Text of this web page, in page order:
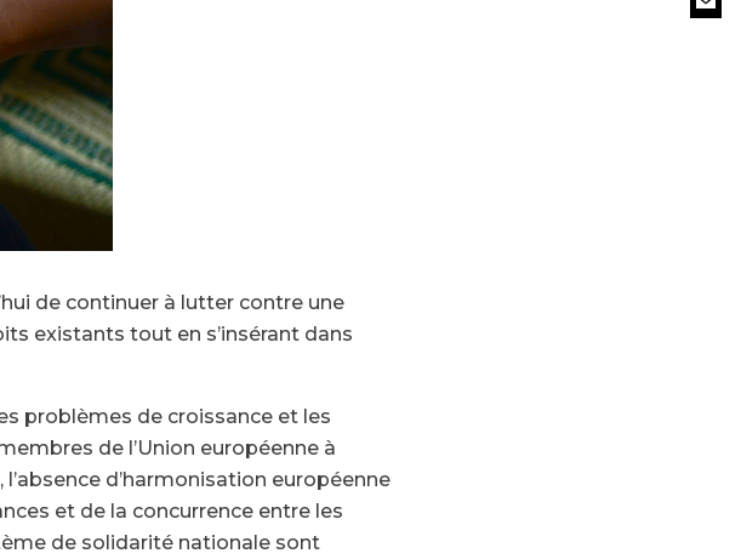
de continuer à lutter contre une
existants tout en s’insérant dans
problèmes de croissance et les
de l’Union européenne à
d’harmonisation européenne
et de la concurrence entre les
de solidarité nationale sont